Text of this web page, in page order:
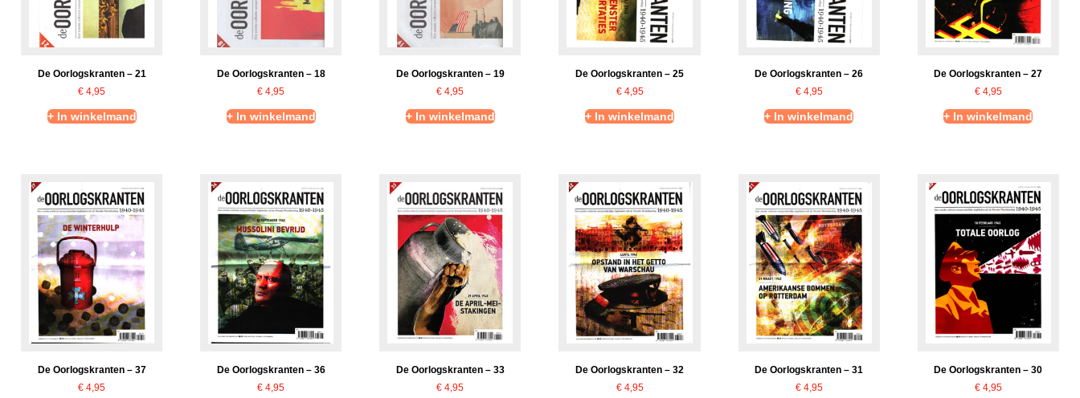
De Oorlogskranten – 21
€ 4,95
+ In winkelmand
De Oorlogskranten – 18
€ 4,95
+ In winkelmand
De Oorlogskranten – 19
€ 4,95
+ In winkelmand
De Oorlogskranten – 25
€4,95
+ In winkelmand
De Oorlogskranten – 26
€4,95
+ In winkelmand
De Oorlogskranten – 27
€4,95
+ In winkelmand
De Oorlogskranten – 37
€ 4,95
De Oorlogskranten – 36
€ 4,95
De Oorlogskranten – 33
€ 4,95
De Oorlogskranten – 32
€4,95
De Oorlogskranten – 31
€4,95
De Oorlogskranten – 30
€4,95